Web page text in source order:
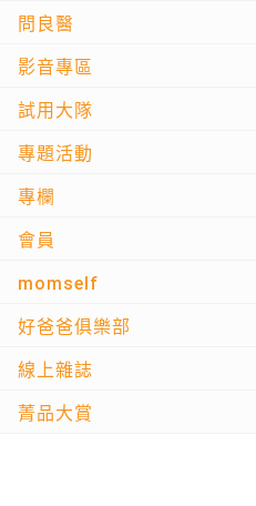
問良醫
影音專區
試用大隊
專題活動
專欄
會員
momself
好爸爸俱樂部
線上雜誌
菁品大賞